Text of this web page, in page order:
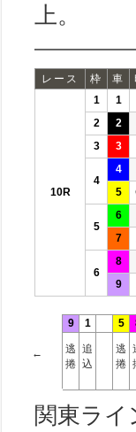
上。
レース 枠 車
10R
1 1
2
2
3
3
4
4
5
5
6
7
6
8
9
←
9
逃
捲
1
追
込
5
逃
捲
関東ライ